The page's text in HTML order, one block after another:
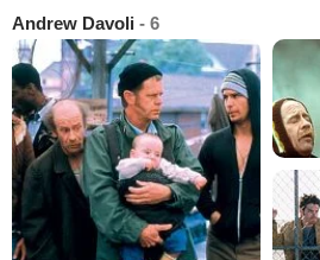
Andrew Davoli - 6